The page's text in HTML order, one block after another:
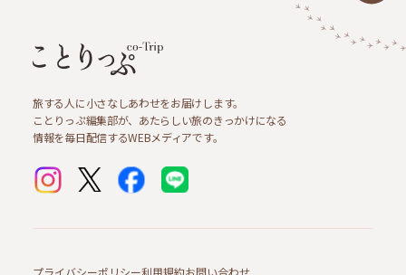
旅する人に小さなしあわせをお届けします。
ことりっぷ編集部が、あたらしい旅のきっかけになる
情報を毎日配信するWEBメディアです。